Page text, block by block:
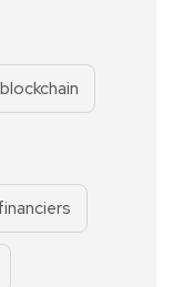
blockchain